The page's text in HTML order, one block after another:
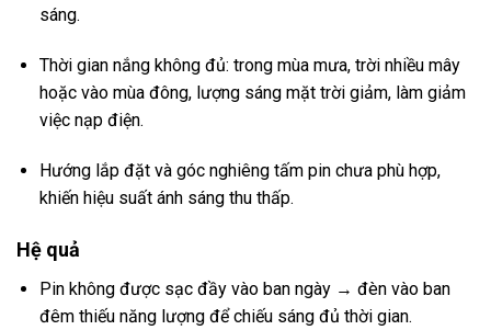
sáng.
Thời gian nắng không đủ: trong mùa mưa, trời nhiều mây
hoặc vào mùa đông, lượng sáng mặt trời giảm, làm giảm
việc nạp điện.
Hướng lắp đặt và góc nghiêng tấm pin chưa phù hợp,
khiến hiệu suất ánh sáng thu thấp.
Hệ quả
Pin không được sạc đầy vào ban ngày → đèn vào ban
đêm thiếu năng lượng để chiếu sáng đủ thời gian.